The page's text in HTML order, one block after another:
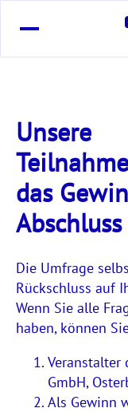
Unsere
das
Die Umfrage
Rückschluss auf
Wenn Sie alle
haben, können
Veranstalter
GmbH,
Als Gewinn